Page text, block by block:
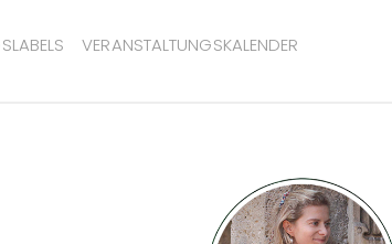
VERANSTALTUNGSKALENDER